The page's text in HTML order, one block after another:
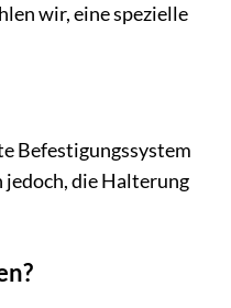
wir, eine spezielle
Befestigungssystem
jedoch, die Halterung